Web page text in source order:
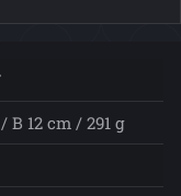
B 12 cm / 291 g